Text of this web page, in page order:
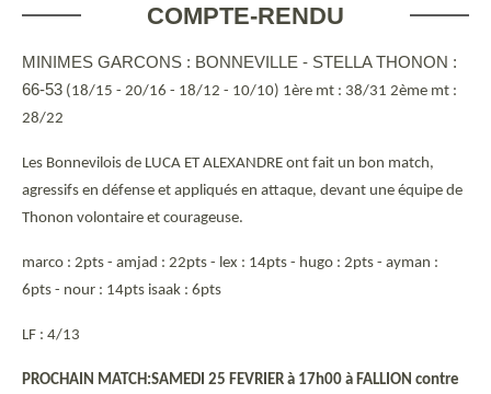
COMPTE-RENDU
MINIMES GARCONS : BONNEVILLE - STELLA THONON :
66-53 (18/15 - 20/16 - 18/12 - 10/10) 1ère mt : 38/31 2ème mt :
28/22
Les Bonnevilois de LUCA ET ALEXANDRE ont fait un bon match,
agressifs en défense et appliqués en attaque, devant une équipe de
Thonon volontaire et courageuse.
marco : 2pts - amjad : 22pts - lex : 14pts - hugo : 2pts - ayman :
6pts - nour : 14pts isaak : 6pts
LF : 4/13
PROCHAIN MATCH:SAMEDI 25 FEVRIER à 17h00 à FALLION contre